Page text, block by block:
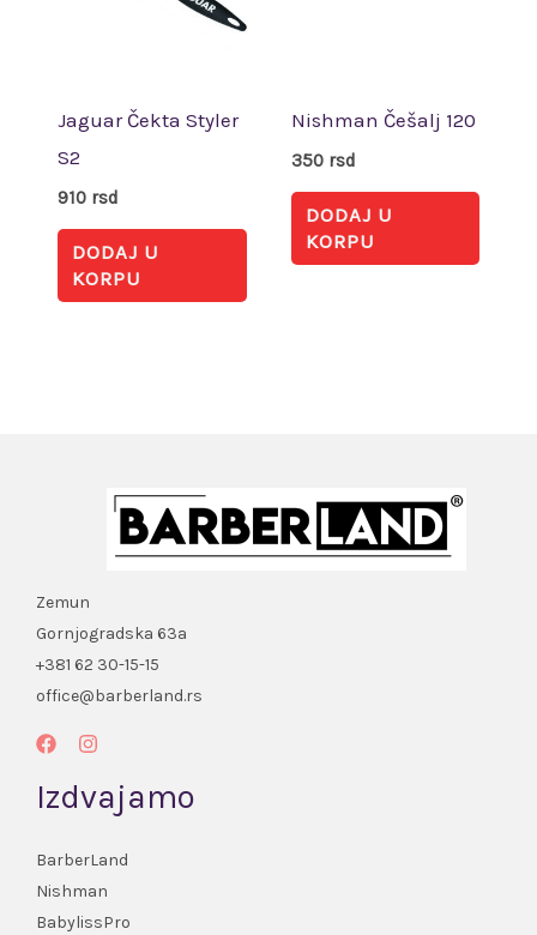
Jaguar Čekta Styler
S2
910 rsd
DODAJ U
KORPU
Nishman Češalj 120
350 rsd
DODAJ U
KORPU
Zemun
Gornjogradska 63a
+381 62 30-15-15
office@barberland.rs
Izdvajamo
BarberLand
Nishman
BabylissPro